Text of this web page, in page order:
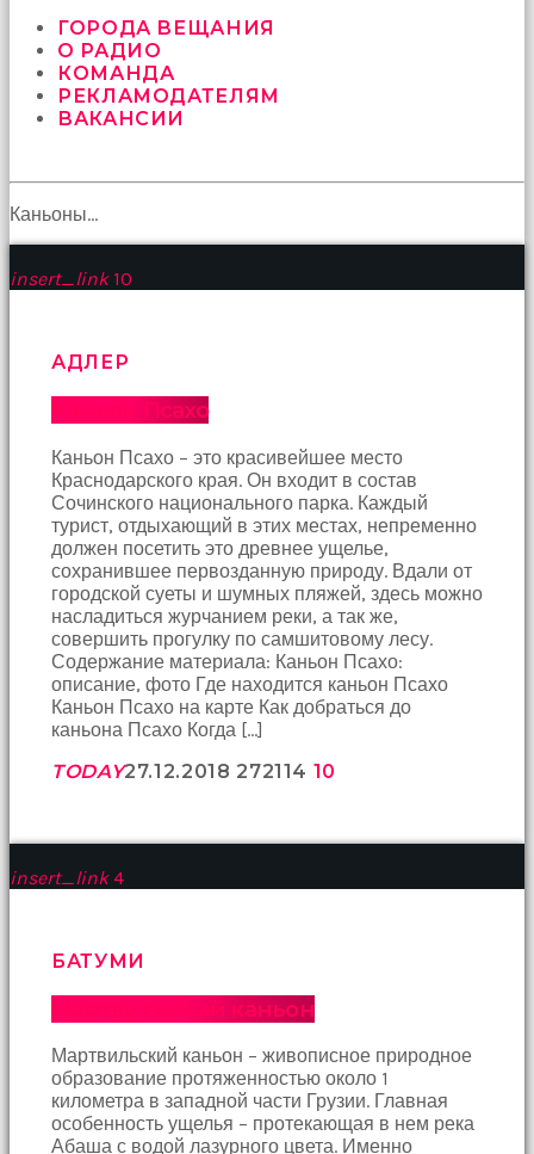
öttürüyor
sex
hikayeleri
yüzüne
boşalarak
rahatlıyorlar
porno
arkadaş
sonu
ederek
bunu
tekrar
yapmak
sözleşiyorlar
altyazılı
porno
Arkadaşımın
evine
takılmaya
gittiğimde
tombul
kıçına
bir
şeye
konsantre
süreliğine
ortadan
kaybolduğunda
ГОРОДА ВЕЩАНИЯ
О РАДИО
КОМАНДА
РЕКЛАМОДАТЕЛЯМ
ВАКАНСИИ
Каньоны…
insert_link 10
АДЛЕР
Каньон Псахо
Каньон Псахо – это красивейшее место
Краснодарского края. Он входит в состав
Сочинского национального парка. Каждый
турист, отдыхающий в этих местах, непременно
должен посетить это древнее ущелье,
сохранившее первозданную природу. Вдали от
городской суеты и шумных пляжей, здесь можно
насладиться журчанием реки, а так же,
совершить прогулку по самшитовому лесу.
Содержание материала: Каньон Псахо:
описание, фото Где находится каньон Псахо
Каньон Псахо на карте Как добраться до
каньона Псахо Когда […]
TODAY27.12.2018 272114 10
insert_link 4
БАТУМИ
Мартвильский каньон
Мартвильский каньон – живописное природное
образование протяженностью около 1
километра в западной части Грузии. Главная
особенность ущелья – протекающая в нем река
Абаша с водой лазурного цвета. Именно